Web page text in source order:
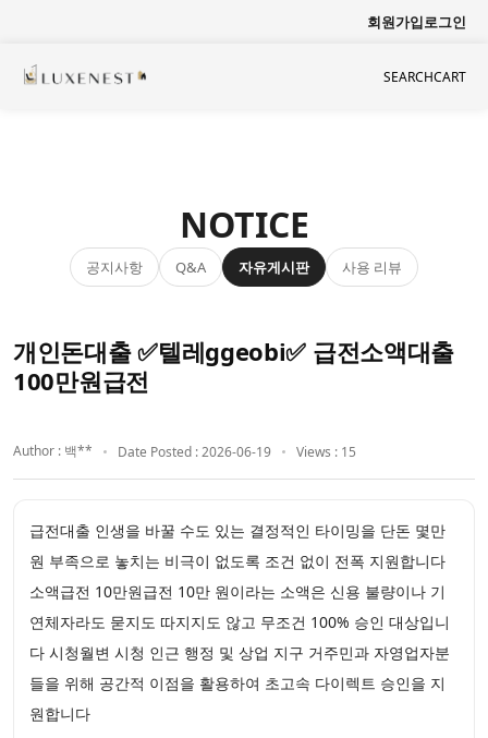
회원가입로그인
SEARCHCART
NOTICE
공지사항 Q&A 자유게시판 사용 리뷰
개인돈대출 ✅텔레ggeobi✅ 급전소액대출
100만원급전
Author : 백** Date Posted : 2026-06-19 Views : 15
급전대출 인생을 바꿀 수도 있는 결정적인 타이밍을 단돈 몇만
원 부족으로 놓치는 비극이 없도록 조건 없이 전폭 지원합니다
소액급전 10만원급전 10만 원이라는 소액은 신용 불량이나 기
연체자라도 묻지도 따지지도 않고 무조건 100% 승인 대상입니
다 시청월변 시청 인근 행정 및 상업 지구 거주민과 자영업자분
들을 위해 공간적 이점을 활용하여 초고속 다이렉트 승인을 지
원합니다